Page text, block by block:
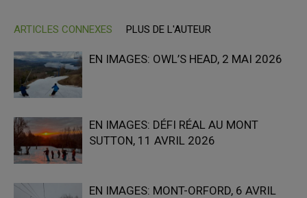
ARTICLES CONNEXES PLUS DE L'AUTEUR
EN IMAGES: OWL’S HEAD, 2 MAI 2026
EN IMAGES: DÉFI RÉAL AU MONT
SUTTON, 11 AVRIL 2026
EN IMAGES: MONT-ORFORD, 6 AVRIL